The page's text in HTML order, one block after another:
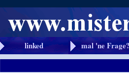
linked
mal 'ne